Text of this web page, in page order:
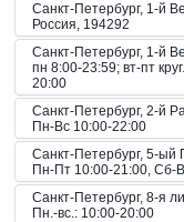
Санкт-Петербург, 1-й
Россия, 194292
Санкт-Петербург, 1-й
пн 8:00-23:59; вт-пт
20:00
Санкт-Петербург, 2-й
Пн-Вс 10:00-22:00
Санкт-Петербург, 5-ый
Пн-Пт 10:00-21:00, Сб-
Санкт-Петербург, 8-я
Пн.-вс.: 10:00-20:00